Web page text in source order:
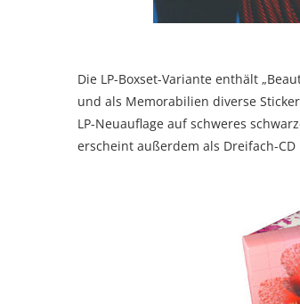
Die LP-Boxset-Variante enthält
und als Memorabilien diverse
LP-Neuauflage auf schweres
erscheint außerdem als Dreifach-